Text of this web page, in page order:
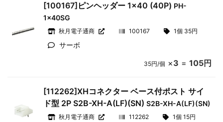
[100167]ピンヘッダー 1×40 (40P) PH-
1x40SG
秋月電子通商 100167 1個 35円
サーボ
35円/個 ×3 = 105円
[112262]XHコネクター ベース付ポスト サイ
ド型 2P S2B-XH-A(LF)(SN)S2B-XH-A(LF)(SN)
秋月電子通商 112262 1個 15円